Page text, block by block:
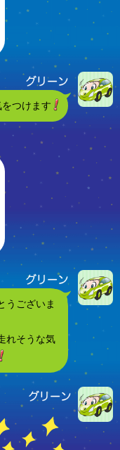
をつけます
うございま
れそうな気